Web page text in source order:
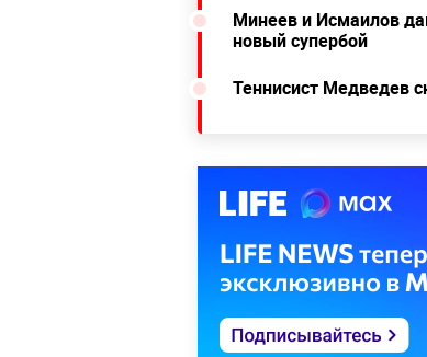
Минеев и Исмаилов
новый супербой
Теннисист Медведев